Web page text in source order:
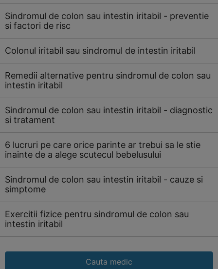
Sindromul de colon sau intestin iritabil - preventie
si factori de risc
Colonul iritabil sau sindromul de intestin iritabil
Remedii alternative pentru sindromul de colon sau
intestin iritabil
Sindromul de colon sau intestin iritabil - diagnostic
si tratament
6 lucruri pe care orice parinte ar trebui sa le stie
inainte de a alege scutecul bebelusului
Sindromul de colon sau intestin iritabil - cauze si
simptome
Exercitii fizice pentru sindromul de colon sau
intestin iritabil
Cauta medic